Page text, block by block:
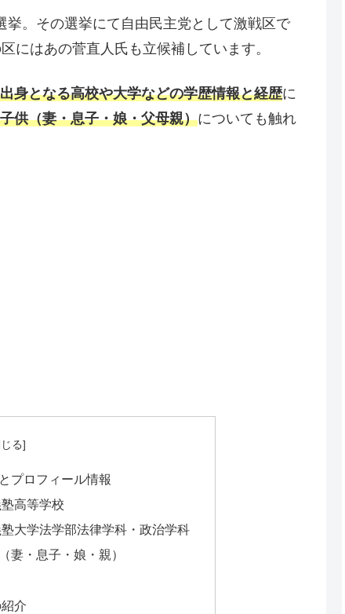
。その選挙にて自由民主党として激戦区で
にはあの菅直人氏も立候補しています。
身となる高校や大学などの学歴情報と経歴に
供（妻・息子・娘・父母親）についても触れ
プロフィール情報
高等学校
大学法学部法律学科・政治学科
妻・息子・娘・親）
介